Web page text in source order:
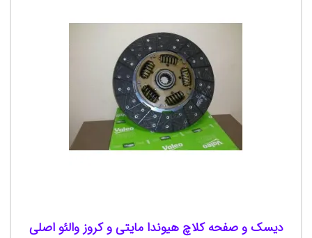
دیسک و صفحه کلاچ هیوندا مایتی و کروز والئو اصلی